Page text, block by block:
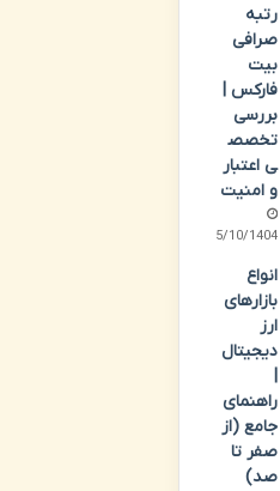
رتبه
صرافی
بیت
فارکس |
بررسی
تخصص
ی اعتبار
و امنیت
15/10/1404
انواع
بازارهای
ارز
دیجیتال
راهنمای
جامع (از
صفر تا
صد)